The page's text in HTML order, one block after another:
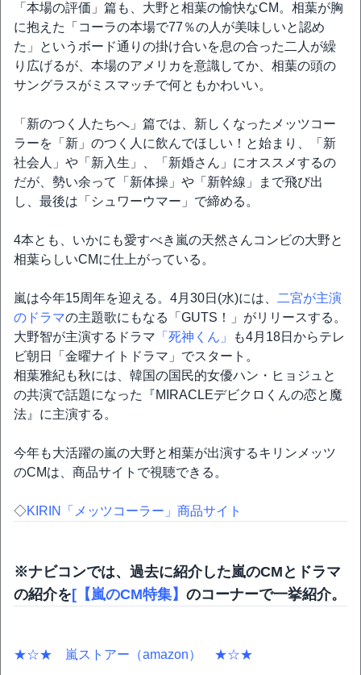
「本場の評価」篇も、大野と相葉の愉快なCM。相葉が胸
に抱えた「コーラの本場で77％の人が美味しいと認め
た」というボード通りの掛け合いを息の合った二人が繰
り広げるが、本場のアメリカを意識してか、相葉の頭の
サングラスがミスマッチで何ともかわいい。
「新のつく人たちへ」篇では、新しくなったメッツコー
ラーを「新」のつく人に飲んでほしい！と始まり、「新
社会人」や「新入生」、「新婚さん」にオススメするの
だが、勢い余って「新体操」や「新幹線」まで飛び出
し、最後は「シュワーウマー」で締める。
4本とも、いかにも愛すべき嵐の天然さんコンビの大野と
相葉らしいCMに仕上がっている。
嵐は今年15周年を迎える。4月30日(水)には、
二宮が主演
のドラマの主題歌にもなる「GUTS！」がリリースする。
大野智が主演するドラマ 「死神くん」
も4月18日からテレ
ビ朝日「金曜ナイトドラマ」でスタート。
相葉雅紀も秋には、韓国の国民的女優ハン・ヒョジュと
の共演で話題になった『MIRACLEデビクロくんの恋と魔
法』に主演する。
今年も大活躍の嵐の大野と相葉が出演するキリンメッツ
のCMは、商品サイトで視聴できる。
◇KIRIN「メッツコーラー」商品サイト
※ナビコンでは、過去に紹介した嵐のCMとドラマ
の紹介を [【嵐のCM特集】 のコーナーで一挙紹介。
★☆★ 嵐ストアー（amazon） ★☆★